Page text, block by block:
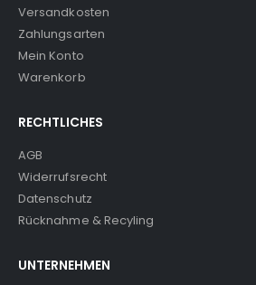
Versandkosten
Zahlungsarten
Mein Konto
Warenkorb
RECHTLICHES
AGB
Widerrufsrecht
Datenschutz
Rücknahme & Recyling
UNTERNEHMEN